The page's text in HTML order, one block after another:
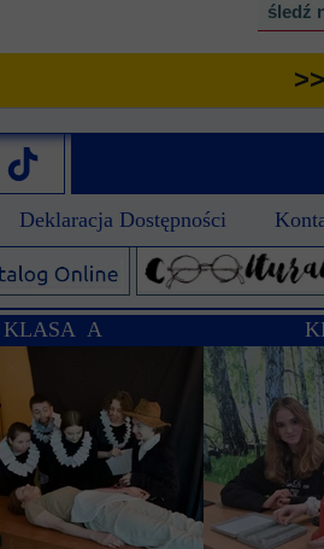
śledź
KLASA A
Deklaracja Dostępności